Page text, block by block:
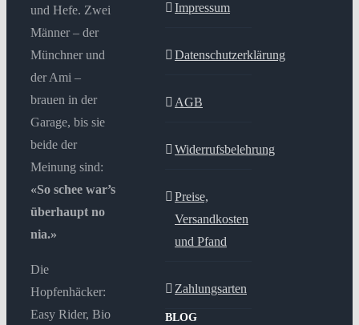
und Hefe. Zwei
Männer – der
Münchner und
der Ami –
brauen in der
Garage, bis sie
beide der
Meinung sind:
«So schee war’s
überhaupt no
nia.»
Die
Hopfenhäcker:
Easy Rider, Bio
Impressum
Datenschutzerklärung
AGB
Widerrufsbelehrung
Preise,
Versandkosten
und Pfand
Zahlungsarten
BLOG